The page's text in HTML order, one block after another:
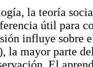
la teoría
útil para
influye sobre
la mayor parte